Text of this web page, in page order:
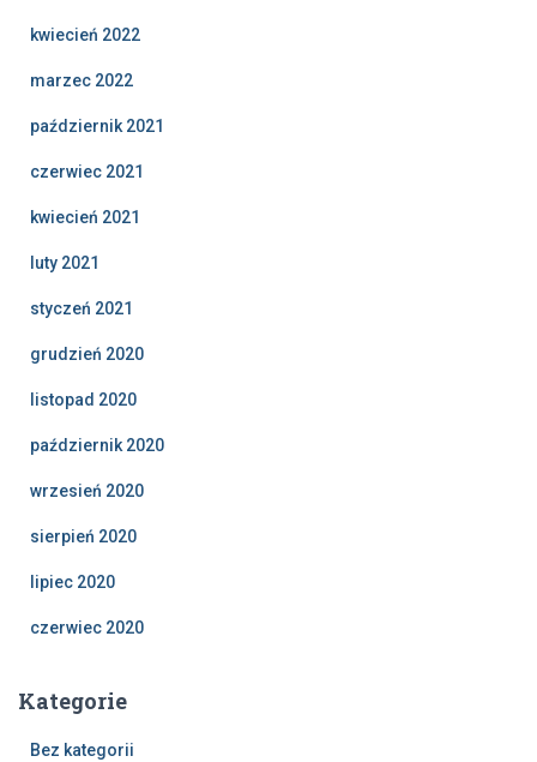
kwiecień 2022
marzec 2022
październik 2021
czerwiec 2021
kwiecień 2021
luty 2021
styczeń 2021
grudzień 2020
listopad 2020
październik 2020
wrzesień 2020
sierpień 2020
lipiec 2020
czerwiec 2020
Kategorie
Bez kategorii